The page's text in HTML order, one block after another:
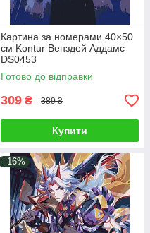
Картина за номерами 40×50
см Kontur Венздей Аддамс
DS0453
Готово до відправки
309 ₴ 389 ₴
Купити
–16%